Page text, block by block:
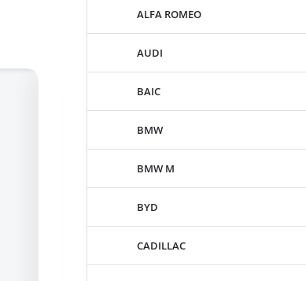
ALFA ROMEO
AUDI
BAIC
BMW
BMW M
BYD
CADILLAC